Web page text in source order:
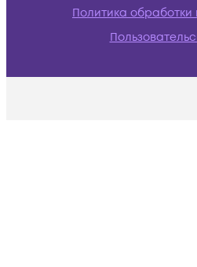
Политика